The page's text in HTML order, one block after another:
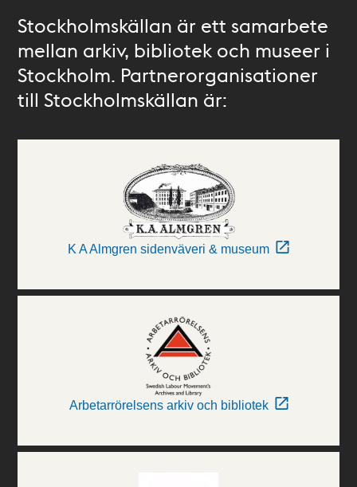
Stockholmskällan är ett samarbete
mellan arkiv, bibliotek och museer i
Stockholm. Partnerorganisationer
till Stockholmskällan är:
K A Almgren sidenväveri & museum
Arbetarrörelsens arkiv och bibliotek